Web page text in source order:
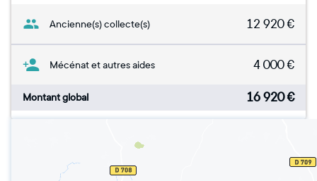
Ancienne(s) collecte(s) 12 920€
Mécénat et autres aides 4 000€
Montant global 16 920€